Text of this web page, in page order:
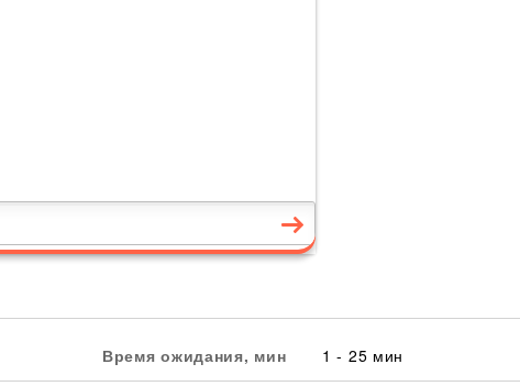
Время ожидания, мин 1 - 25 мин